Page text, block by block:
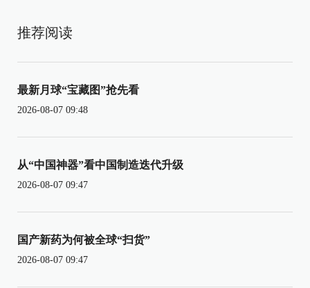
推荐阅读
最新月球“宝藏图”抢先看
2026-08-07 09:48
从“中国神器”看中国制造迭代升级
2026-08-07 09:47
国产新药为何被全球“扫货”
2026-08-07 09:47